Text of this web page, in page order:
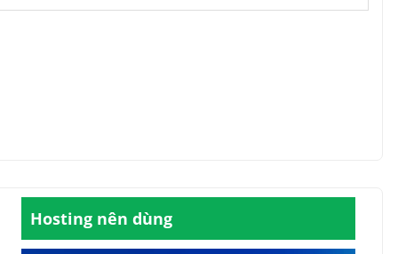
Hosting nên dùng